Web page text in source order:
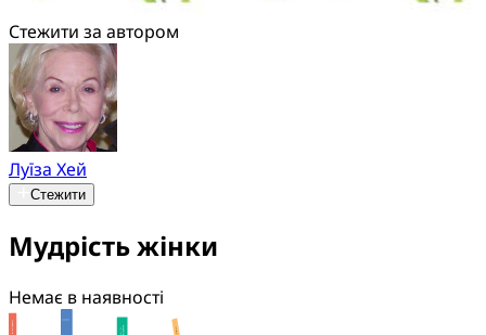
Стежити за автором
Луїза Хей
Стежити
Мудрість жінки
Немає в наявності